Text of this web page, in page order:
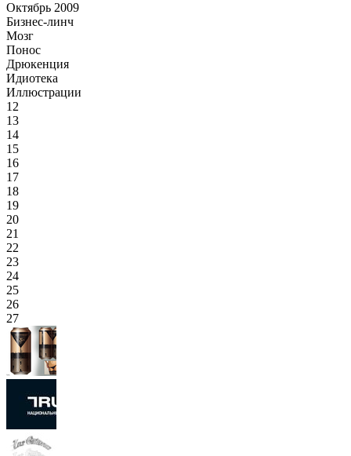
Октябрь 2009
Бизнес-линч
Мозг
Понос
Дрюкенция
Идиотека
Иллюстрации
12
13
14
15
16
17
18
19
20
21
22
23
24
25
26
27